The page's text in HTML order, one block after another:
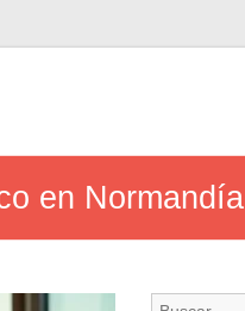
en Normandía